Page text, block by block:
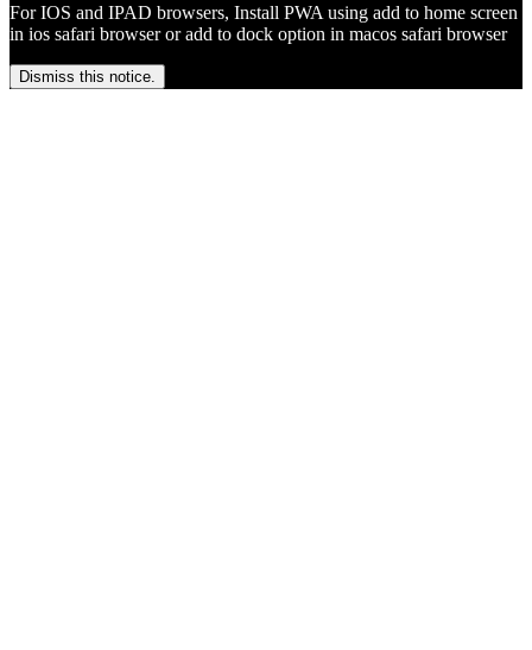
For IOS and IPAD browsers, Install PWA using add to home screen
in ios safari browser or add to dock option in macos safari browser
Dismiss this notice.